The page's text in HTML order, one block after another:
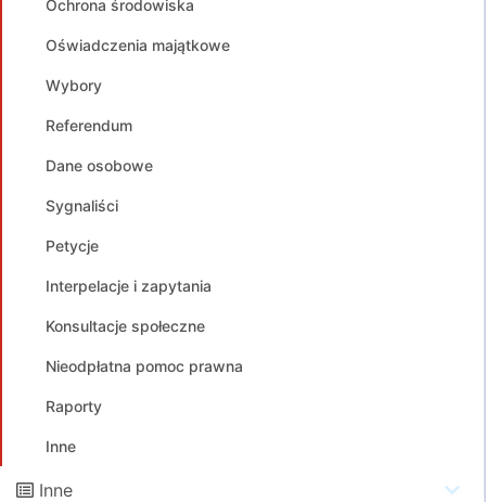
Ochrona środowiska
Oświadczenia majątkowe
Wybory
Referendum
Dane osobowe
Sygnaliści
Petycje
Interpelacje i zapytania
Konsultacje społeczne
Nieodpłatna pomoc prawna
Raporty
Inne
Inne